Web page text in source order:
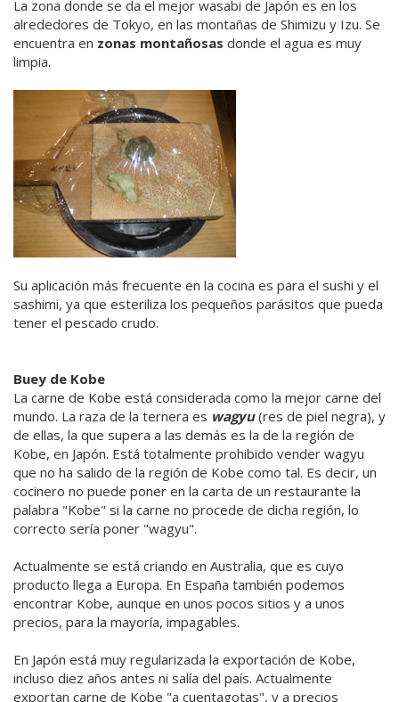
La zona donde se da el mejor wasabi de Japón es en los
alrededores de Tokyo, en las montañas de Shimizu y Izu. Se
encuentra en zonas montañosas donde el agua es muy
limpia.
Su aplicación más frecuente en la cocina es para el sushi y el
sashimi, ya que esteriliza los pequeños parásitos que pueda
tener el pescado crudo.
Buey de Kobe
La carne de Kobe está considerada como la mejor carne del
mundo. La raza de la ternera es wagyu(res de piel negra), y
de ellas, la que supera a las demás es la de la región de
Kobe, en Japón. Está totalmente prohibido vender wagyu
que no ha salido de la región de Kobe como tal. Es decir, un
cocinero no puede poner en la carta de un restaurante la
palabra "Kobe" si la carne no procede de dicha región, lo
correcto sería poner "wagyu".
Actualmente se está criando en Australia, que es cuyo
producto llega a Europa. En España también podemos
encontrar Kobe, aunque en unos pocos sitios y a unos
precios, para la mayoría, impagables.
En Japón está muy regularizada la exportación de Kobe,
incluso diez años antes ni salía del país. Actualmente
exportan carne de Kobe "a cuentagotas", y a precios